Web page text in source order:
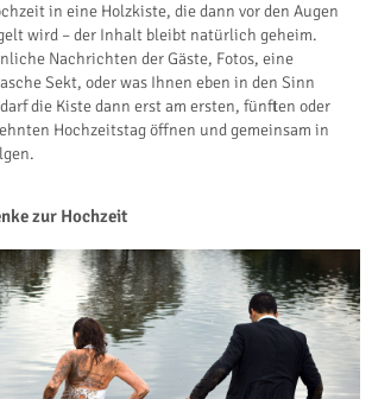
in eine Holzkiste, die dann vor den Augen
wird – der Inhalt bleibt natürlich geheim.
Nachrichten der Gäste, Fotos, eine
Sekt, oder was Ihnen eben in den Sinn
die Kiste dann erst am ersten, fünften oder
Hochzeitstag öffnen und gemeinsam in
zur Hochzeit